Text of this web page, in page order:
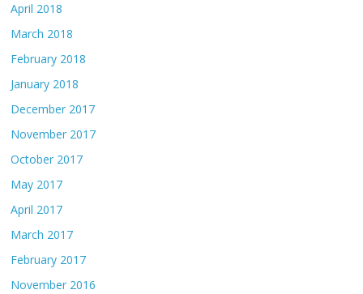
April 2018
March 2018
February 2018
January 2018
December 2017
November 2017
October 2017
May 2017
April 2017
March 2017
February 2017
November 2016